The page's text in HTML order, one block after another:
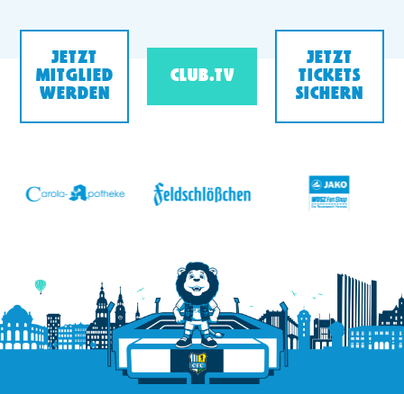
JETZT
MITGLIED
WERDEN
CLUB.TV
JETZT
TICKETS
SICHERN